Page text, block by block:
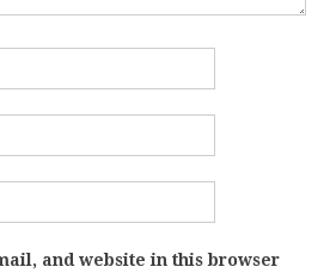
and website in this browser